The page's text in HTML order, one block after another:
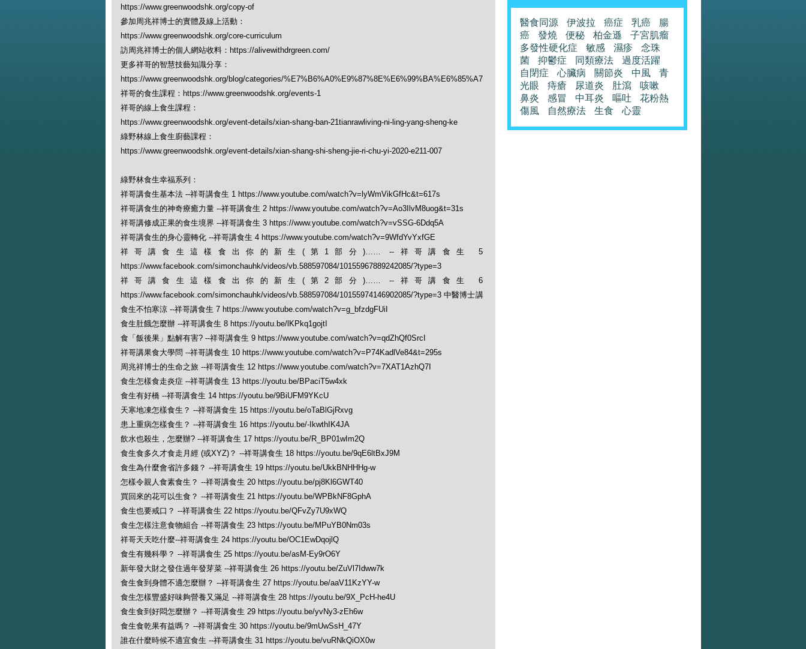
https://www.greenwoodshk.org/copy-of
參加周兆祥博士的實體及線上活動：
https://www.greenwoodshk.org/core-curriculum
訪周兆祥博士的個人網站收料：https://alivewithdrgreen.com/
更多祥哥的智慧技藝知識分享：
https://www.greenwoodshk.org/blog/categories/%E7%B6%A0%E9%87%8E%E6%99%BA%E6%85%A7
祥哥的食生課程：https://www.greenwoodshk.org/events-1
祥哥的線上食生課程：
https://www.greenwoodshk.org/event-details/xian-shang-ban-21tianrawliving-ni-ling-yang-sheng-ke
綠野林線上食生廚藝課程：
https://www.greenwoodshk.org/event-details/xian-shang-shi-sheng-jie-ri-chu-yi-2020-e211-007
綠野林食生幸福系列：
祥哥講食生基本法 --祥哥講食生 1 https://www.youtube.com/watch?v=lyWmVikGfHc&t=617s
祥哥講食生的神奇療癒力量 --祥哥講食生 2 https://www.youtube.com/watch?v=Ao3IlvM8uog&t=31s
祥哥講修成正果的食生境界 --祥哥講食生 3 https://www.youtube.com/watch?v=vSSG-6Ddq5A
祥哥講食生的身心靈轉化 --祥哥講食生 4 https://www.youtube.com/watch?v=9WfdYvYxfGE
祥哥講食生這樣食出你的新生(第1部分)…… --祥哥講食生 5
https://www.facebook.com/simonchauhk/videos/vb.588597084/10155967889242085/?type=3
祥哥講食生這樣食出你的新生(第2部分)…… --祥哥講食生 6
https://www.facebook.com/simonchauhk/videos/vb.588597084/10155974146902085/?type=3 中醫博士講
食生不怕寒涼 --祥哥講食生 7 https://www.youtube.com/watch?v=g_bfzdgFUiI
食生肚餓怎麼辦 --祥哥講食生 8 https://youtu.be/lKPkq1gojtI
食「飯後果」點解有害? --祥哥講食生 9 https://www.youtube.com/watch?v=qdZhQf0SrcI
祥哥講果食大學問 --祥哥講食生 10 https://www.youtube.com/watch?v=P74KadlVe84&t=295s
周兆祥博士的生命之旅 --祥哥講食生 12 https://www.youtube.com/watch?v=7XAT1AzhQ7I
食生怎樣食走炎症 --祥哥講食生 13 https://youtu.be/BPaciT5w4xk
食生有好橋 --祥哥講食生 14 https://youtu.be/9BiUFM9YKcU
天寒地凍怎樣食生？ --祥哥講食生 15 https://youtu.be/oTaBlGjRxvg
患上重病怎樣食生？ --祥哥講食生 16 https://youtu.be/-IkwthIK4JA
飲水也殺生，怎麼辦? --祥哥講食生 17 https://youtu.be/R_BP01wIm2Q
食生食多久才食走月經 (或XYZ)？ --祥哥講食生 18 https://youtu.be/9qE6ltBxJ9M
食生為什麼會省許多錢？ --祥哥講食生 19 https://youtu.be/UkkBNHHHg-w
怎樣令親人食素食生？ --祥哥講食生 20 https://youtu.be/pj8Kl6GWT40
買回來的花可以生食？ --祥哥講食生 21 https://youtu.be/WPBkNF8GphA
食生也要戒口？ --祥哥講食生 22 https://youtu.be/QFvZy7U9xWQ
食生怎樣注意食物組合 --祥哥講食生 23 https://youtu.be/MPuYB0Nm03s
祥哥天天吃什麼--祥哥講食生 24 https://youtu.be/OC1EwDqojlQ
食生有幾科學？ --祥哥講食生 25 https://youtu.be/asM-Ey9rO6Y
新年發大財之發住過年發芽菜 --祥哥講食生 26 https://youtu.be/ZuVl7Idww7k
食生食到身體不適怎麼辦？ --祥哥講食生 27 https://youtu.be/aaV11KzYY-w
食生怎樣豐盛好味夠營養又滿足 --祥哥講食生 28 https://youtu.be/9X_PcH-he4U
食生食到好悶怎麼辦？ --祥哥講食生 29 https://youtu.be/yvNy3-zEh6w
食生食乾果有益嗎？ --祥哥講食生 30 https://youtu.be/9mUwSsH_47Y
誰在什麼時候不適宜食生 --祥哥講食生 31 https://youtu.be/vuRNkQiOX0w
醫食同源 伊波拉 癌症 乳癌
腸
癌
發燒 便秘 柏金遜
子宮肌瘤
多發性硬化症
敏感 濕疹
念珠
菌
抑鬱症 同類療法
過度活躍
自閉症
心臟病 關節炎 中風
青
光眼
痔瘡 尿道炎 肚瀉
咳嗽
鼻炎
感冒 中耳炎 嘔吐
花粉熱
傷風
自然療法 生食 心靈